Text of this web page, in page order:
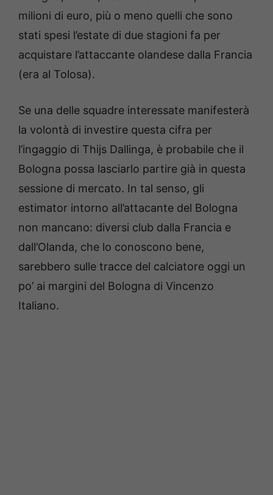
milioni di euro, più o meno quelli che sono
stati spesi l’estate di due stagioni fa per
acquistare l’attaccante olandese dalla Francia
(era al Tolosa).
Se una delle squadre interessate manifesterà
la volontà di investire questa cifra per
l’ingaggio di Thijs Dallinga, è probabile che il
Bologna possa lasciarlo partire già in questa
sessione di mercato. In tal senso, gli
estimator intorno all’attacante del Bologna
non mancano: diversi club dalla Francia e
dall’Olanda, che lo conoscono bene,
sarebbero sulle tracce del calciatore oggi un
po’ ai margini del Bologna di Vincenzo
Italiano.